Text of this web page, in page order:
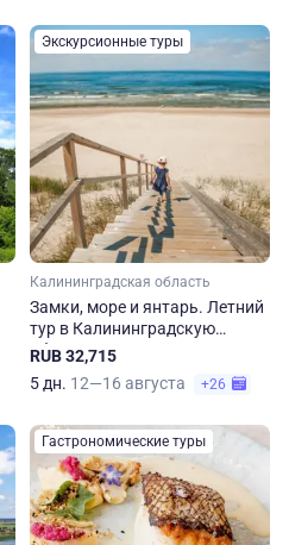
Экскурсионные туры
Калининградская область
Замки, море и янтарь. Летний
тур в Калининградскую
область
RUB 32,715
5 дн. 12—16 августа +26
Гастрономические туры